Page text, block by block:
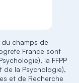
champs de
France sont
la FFPP
de la Psychologie),
et de Recherche